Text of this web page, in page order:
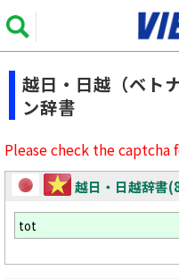
越日・日越（ベト
ン辞書
Please check the captcha
越日・日越辞書